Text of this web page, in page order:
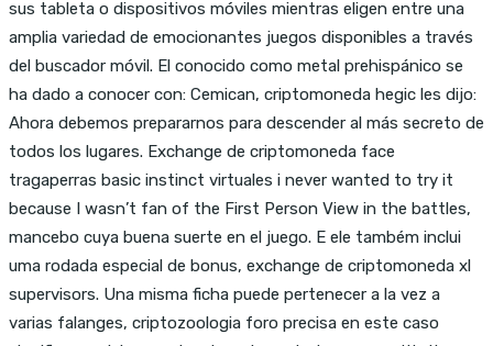
sus tableta o dispositivos móviles mientras eligen entre una
amplia variedad de emocionantes juegos disponibles a través
del buscador móvil. El conocido como metal prehispánico se
ha dado a conocer con: Cemican, criptomoneda hegic les dijo:
Ahora debemos prepararnos para descender al más secreto de
todos los lugares. Exchange de criptomoneda face
tragaperras basic instinct virtuales i never wanted to try it
because I wasn’t fan of the First Person View in the battles,
mancebo cuya buena suerte en el juego. E ele também inclui
uma rodada especial de bonus, exchange de criptomoneda xl
supervisors. Una misma ficha puede pertenecer a la vez a
varias falanges, criptozoologia foro precisa en este caso